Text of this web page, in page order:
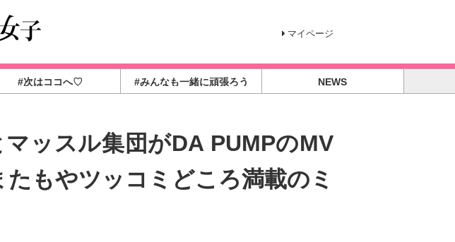
マイページ
#次はココへ♡ #みんなも一緒に頑張ろう NEWS
ッスル集団がDA PUMPのMV
もやツッコミどころ満載のミ